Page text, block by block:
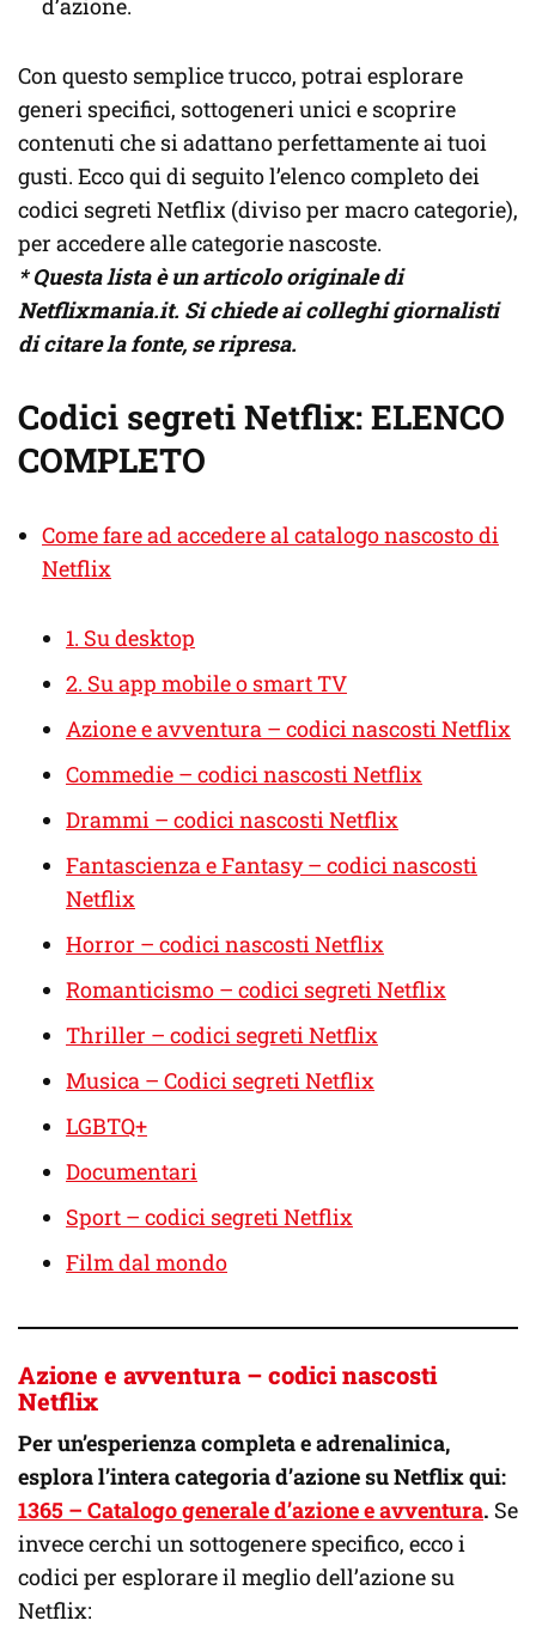
d’azione.
Con questo semplice trucco, potrai esplorare
generi specifici, sottogeneri unici e scoprire
contenuti che si adattano perfettamente ai tuoi
gusti. Ecco qui di seguito l’elenco completo dei
codici segreti Netflix (diviso per macro categorie),
per accedere alle categorie nascoste.
* Questa lista è un articolo originale di
Netflixmania.it. Si chiede ai colleghi giornalisti
di citare la fonte, se ripresa.
Codici segreti Netflix: ELENCO
COMPLETO
Come fare ad accedere al catalogo nascosto di
Netflix
1. Su desktop
2. Su app mobile o smart TV
Azione e avventura – codici nascosti Netflix
Commedie – codici nascosti Netflix
Drammi – codici nascosti Netflix
Fantascienza e Fantasy – codici nascosti
Netflix
Horror – codici nascosti Netflix
Romanticismo – codici segreti Netflix
Thriller – codici segreti Netflix
Musica – Codici segreti Netflix
LGBTQ+
Documentari
Sport – codici segreti Netflix
Film dal mondo
Azione e avventura – codici nascosti
Netflix
Per un’esperienza completa e adrenalinica,
esplora l’intera categoria d’azione su Netflix qui:
1365 – Catalogo generale d’azione e avventura. Se
invece cerchi un sottogenere specifico, ecco i
codici per esplorare il meglio dell’azione su
Netflix: